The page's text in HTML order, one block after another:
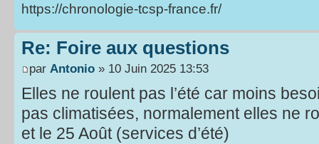
https://chronologie-tcsp-france.fr/
Re: Foire aux questions
par Antonio » 10 Juin 2025 13:53
Elles ne roulent pas l’été car moins
pas climatisées, normalement elles ne
et le 25 Août (services d’été)